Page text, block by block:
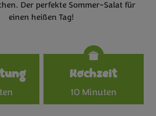
Der perfekte Sommer-Salat für
einen heißen Tag!
Specifications
Kochzeit
10 Minuten